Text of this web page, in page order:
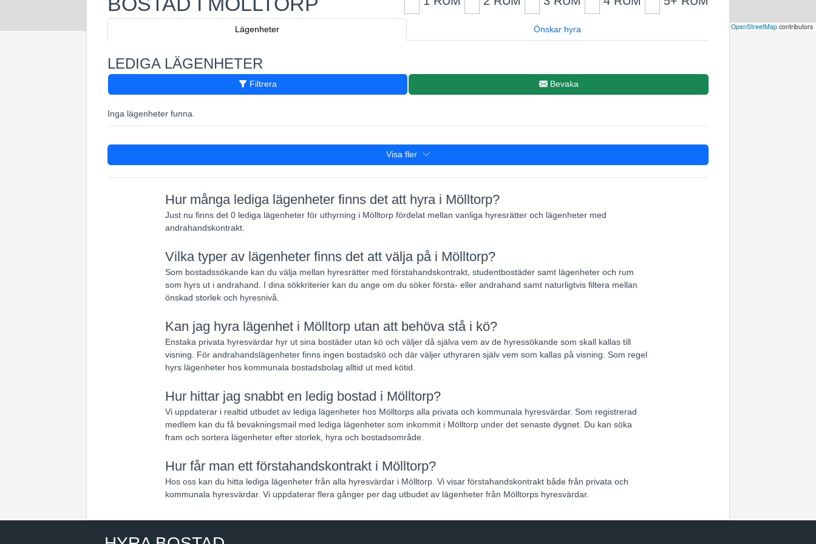
OpenStreetMap contributors
Lägenheter Önskar hyra
LEDIGA LÄGENHETER
Filtrera Bevaka
Inga lägenheter funna.
Visa fler
Hur många lediga lägenheter finns det att hyra i Mölltorp?
Just nu finns det 0 lediga lägenheter för uthyrning i Mölltorp fördelat mellan vanliga hyresrätter och lägenheter med
andrahandskontrakt.
Vilka typer av lägenheter finns det att välja på i Mölltorp?
Som bostadssökande kan du välja mellan hyresrätter med förstahandskontrakt, studentbostäder samt lägenheter och rum
som hyrs ut i andrahand. I dina sökkriterier kan du ange om du söker första- eller andrahand samt naturligtvis filtera mellan
önskad storlek och hyresnivå.
Kan jag hyra lägenhet i Mölltorp utan att behöva stå i kö?
Enstaka privata hyresvärdar hyr ut sina bostäder utan kö och väljer då själva vem av de hyressökande som skall kallas till
visning. För andrahandslägenheter finns ingen bostadskö och där väljer uthyraren själv vem som kallas på visning. Som regel
hyrs lägenheter hos kommunala bostadsbolag alltid ut med kötid.
Hur hittar jag snabbt en ledig bostad i Mölltorp?
Vi uppdaterar i realtid utbudet av lediga lägenheter hos Mölltorps alla privata och kommunala hyresvärdar. Som registrerad
medlem kan du få bevakningsmail med lediga lägenheter som inkommit i Mölltorp under det senaste dygnet. Du kan söka
fram och sortera lägenheter efter storlek, hyra och bostadsområde.
Hur får man ett förstahandskontrakt i Mölltorp?
Hos oss kan du hitta lediga lägenheter från alla hyresvärdar i Mölltorp. Vi visar förstahandskontrakt både från privata och
kommunala hyresvärdar. Vi uppdaterar flera gånger per dag utbudet av lägenheter från Mölltorps hyresvärdar.